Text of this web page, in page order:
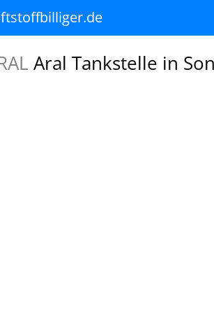
Aral Tankstelle in